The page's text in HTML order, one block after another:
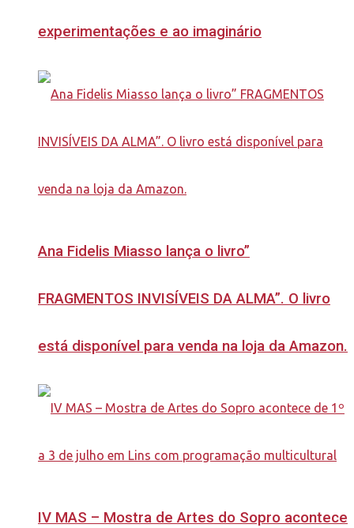
experimentações e ao imaginário
Ana Fidelis Miasso lança o livro”
FRAGMENTOS INVISÍVEIS DA ALMA”. O livro
está disponível para venda na loja da Amazon.
IV MAS – Mostra de Artes do Sopro acontece